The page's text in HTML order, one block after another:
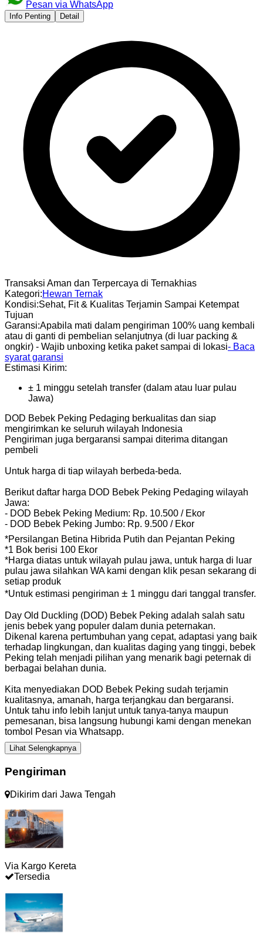
Pesan via WhatsApp
Info Penting Detail
Transaksi Aman dan Terpercaya di Ternakhias
Kategori:Hewan Ternak
Kondisi:Sehat, Fit & Kualitas Terjamin Sampai Ketempat
Tujuan
Garansi:Apabila mati dalam pengiriman 100% uang kembali
atau di ganti di pembelian selanjutnya (di luar packing &
ongkir) - Wajib unboxing ketika paket sampai di lokasi- Baca
syarat garansi
Estimasi Kirim:
± 1 minggu setelah transfer (dalam atau luar pulau
Jawa)
DOD Bebek Peking Pedaging berkualitas dan siap
mengirimkan ke seluruh wilayah Indonesia
Pengiriman juga bergaransi sampai diterima ditangan
pembeli
Untuk harga di tiap wilayah berbeda-beda.
Berikut daftar harga DOD Bebek Peking Pedaging wilayah
Jawa:
- DOD Bebek Peking Medium: Rp. 10.500 / Ekor
- DOD Bebek Peking Jumbo: Rp. 9.500 / Ekor
*Persilangan Betina Hibrida Putih dan Pejantan Peking
*1 Bok berisi 100 Ekor
*Harga diatas untuk wilayah pulau jawa, untuk harga di luar
pulau jawa silahkan WA kami dengan klik pesan sekarang di
setiap produk
*Untuk estimasi pengiriman ± 1 minggu dari tanggal transfer.
Day Old Duckling (DOD) Bebek Peking adalah salah satu
jenis bebek yang populer dalam dunia peternakan.
Dikenal karena pertumbuhan yang cepat, adaptasi yang baik
terhadap lingkungan, dan kualitas daging yang tinggi, bebek
Peking telah menjadi pilihan yang menarik bagi peternak di
berbagai belahan dunia.
Kita menyediakan DOD Bebek Peking sudah terjamin
kualitasnya, amanah, harga terjangkau dan bergaransi.
Untuk tahu info lebih lanjut untuk tanya-tanya maupun
pemesanan, bisa langsung hubungi kami dengan menekan
tombol Pesan via Whatsapp.
Lihat Selengkapnya
Pengiriman
Dikirim dari Jawa Tengah
Via Kargo Kereta
Tersedia